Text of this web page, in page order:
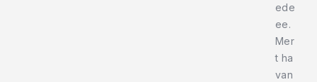
ede
ee.
Mer
t ha
van